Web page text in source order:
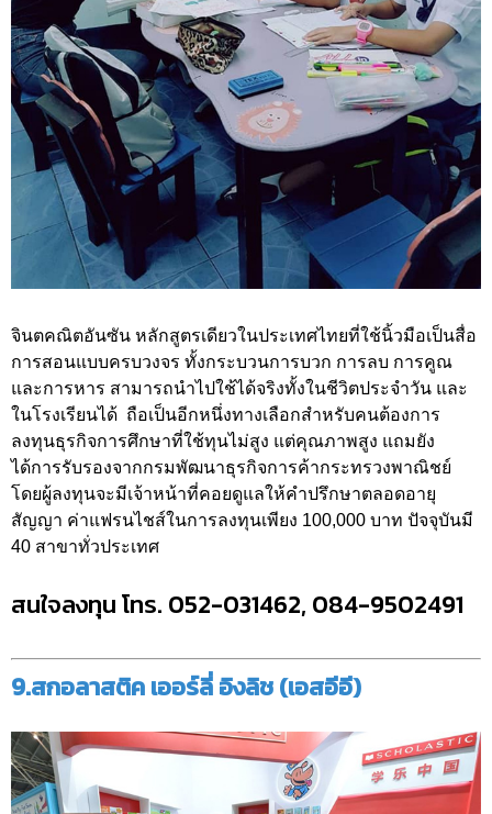
จินตคณิตอันซัน หลักสูตรเดียวในประเทศไทยที่ใช้นิ้วมือเป็นสื่อ
การสอนแบบครบวงจร ทั้งกระบวนการบวก การลบ การคูณ
และการหาร สามารถนำไปใช้ได้จริงทั้งในชีวิตประจำวัน และ
ในโรงเรียนได้ ถือเป็นอีกหนึ่งทางเลือกสำหรับคนต้องการ
ลงทุนธุรกิจการศึกษาที่ใช้ทุนไม่สูง แต่คุณภาพสูง แถมยัง
ได้การรับรองจากกรมพัฒนาธุรกิจการค้ากระทรวงพาณิชย์
โดยผู้ลงทุนจะมีเจ้าหน้าที่คอยดูแลให้คำปรึกษาตลอดอายุ
สัญญา ค่าแฟรนไชส์ในการลงทุนเพียง 100,000 บาท ปัจจุบันมี
40 สาขาทั่วประเทศ
สนใจลงทุน โทร. 052-031462, 084-9502491
9.สกอลาสติค เออร์ลี่ อิงลิช (เอสอีอี)